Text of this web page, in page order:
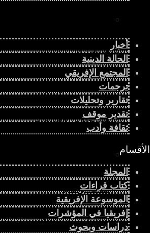
الحالة الدينية
الملف الإفريقي
الصحافة الإفريقية
ثقافة وأدب
حوارات وتحقيقات
أخبار
الحالة الدينية
المجتمع الإفريقي
ترجمات
تقارير وتحليلات
تقدير موقف
ثقافة وأدب
الأقسام
المجلة
كتاب قراءات
الموسوعة الإفريقية
إفريقيا في المؤشرات
دراسات وبحوث